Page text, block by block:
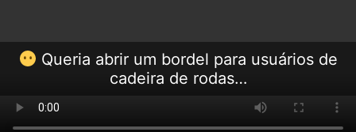
Queria abrir um bordel para usuários de
cadeira de rodas…